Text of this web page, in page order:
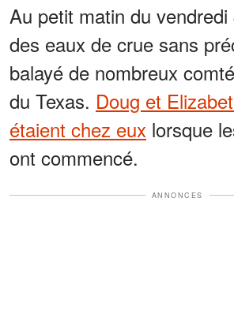
Au petit matin du
des eaux de crue sans
balayé de nombreux
du Texas. Doug et
étaient chez eux lorsque
ont commencé.
ANNONCES